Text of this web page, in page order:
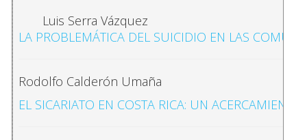
Luis Serra Vázquez
LA PROBLEMÁTICA DEL SUICIDIO EN LAS
Rodolfo Calderón Umaña
EL SICARIATO EN COSTA RICA: UN